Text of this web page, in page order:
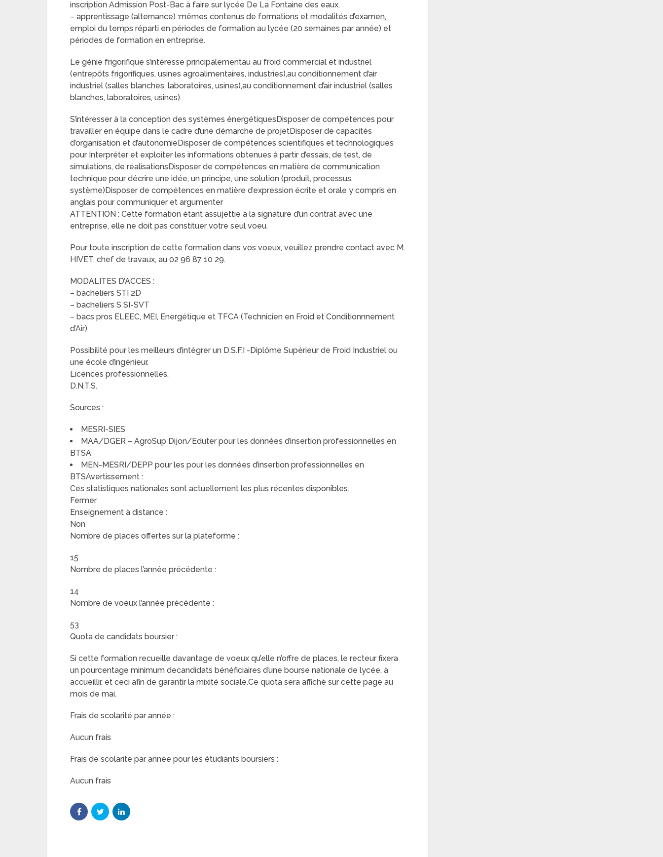
inscription Admission Post-Bac à faire sur lycée De La Fontaine des eaux.
– apprentissage (alternance) :mêmes contenus de formations et modalités d’examen,
emploi du temps réparti en périodes de formation au lycée (20 semaines par année) et
périodes de formation en entreprise.
Le génie frigorifique s’intéresse principalementau au froid commercial et industriel
(entrepôts frigorifiques, usines agroalimentaires, industries),au conditionnement d’air
industriel (salles blanches, laboratoires, usines),au conditionnement d’air industriel (salles
blanches, laboratoires, usines).
S’intéresser à la conception des systèmes énergétiquesDisposer de compétences pour
travailler en équipe dans le cadre d’une démarche de projetDisposer de capacités
d’organisation et d’autonomieDisposer de compétences scientifiques et technologiques
pour Interpréter et exploiter les informations obtenues à partir d’essais, de test, de
simulations, de réalisationsDisposer de compétences en matière de communication
technique pour décrire une idée, un principe, une solution (produit, processus,
système)Disposer de compétences en matière d’expression écrite et orale y compris en
anglais pour communiquer et argumenter
ATTENTION : Cette formation étant assujettie à la signature d’un contrat avec une
entreprise, elle ne doit pas constituer votre seul voeu.
Pour toute inscription de cette formation dans vos voeux, veuillez prendre contact avec M.
HIVET, chef de travaux, au 02 96 87 10 29.
MODALITES D’ACCES :
– bacheliers STI 2D
– bacheliers S SI-SVT
– bacs pros ELEEC, MEI, Energétique et TFCA (Technicien en Froid et Conditionnnement
d’Air).
Possibilité pour les meilleurs d’intégrer un D.S.F.I -Diplôme Supérieur de Froid Industriel ou
une école d’ingénieur.
Licences professionnelles.
D.N.T.S.
Sources :
MESRI-SIES
MAA/DGER – AgroSup Dijon/Eduter pour les données d’insertion professionnelles en
BTSA
MEN-MESRI/DEPP pour les pour les données d’insertion professionnelles en
BTSAvertissement :
Ces statistiques nationales sont actuellement les plus récentes disponibles.
Fermer
Enseignement à distance :
Non
Nombre de places offertes sur la plateforme :
15
Nombre de places l’année précédente :
14
Nombre de voeux l’année précédente :
53
Quota de candidats boursier :
Si cette formation recueille davantage de voeux qu’elle n’offre de places, le recteur fixera
un pourcentage minimum decandidats bénéficiaires d’une bourse nationale de lycée, à
accueillir, et ceci afin de garantir la mixité sociale.Ce quota sera affiché sur cette page au
mois de mai.
Frais de scolarité par année :
Aucun frais
Frais de scolarité par année pour les étudiants boursiers :
Aucun frais